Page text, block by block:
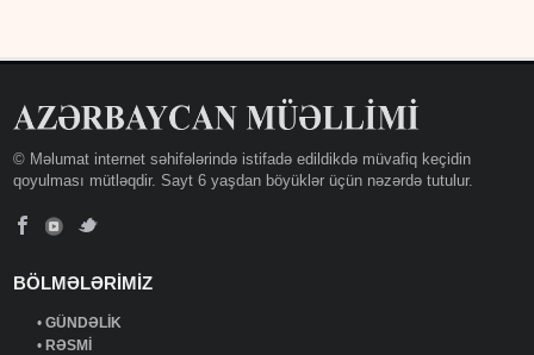
© Məlumat internet səhifələrində istifadə edildikdə müvafiq keçidin
qoyulması mütləqdir. Sayt 6 yaşdan böyüklər üçün nəzərdə tutulur.
BÖLMƏLƏRİMİZ
•GÜNDƏLİK
•RƏSMİ